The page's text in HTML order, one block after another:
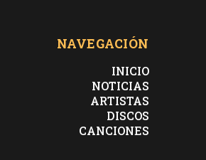
NAVEGACIÓN
INICIO
NOTICIAS
ARTISTAS
DISCOS
CANCIONES